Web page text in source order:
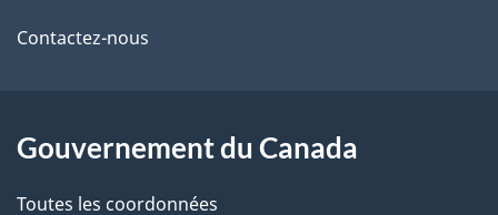
ce
Contactez-nous
Gouvernement du Canada
Toutes les coordonnées